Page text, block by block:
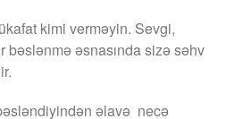
kimi verməyin. Sevgi,
bəslənmə əsnasında sizə səhv
əlavə necə